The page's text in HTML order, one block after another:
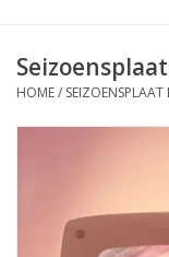
spellen
onderweg
hebbedingen
HOME/ SEIZOENSPLAAT